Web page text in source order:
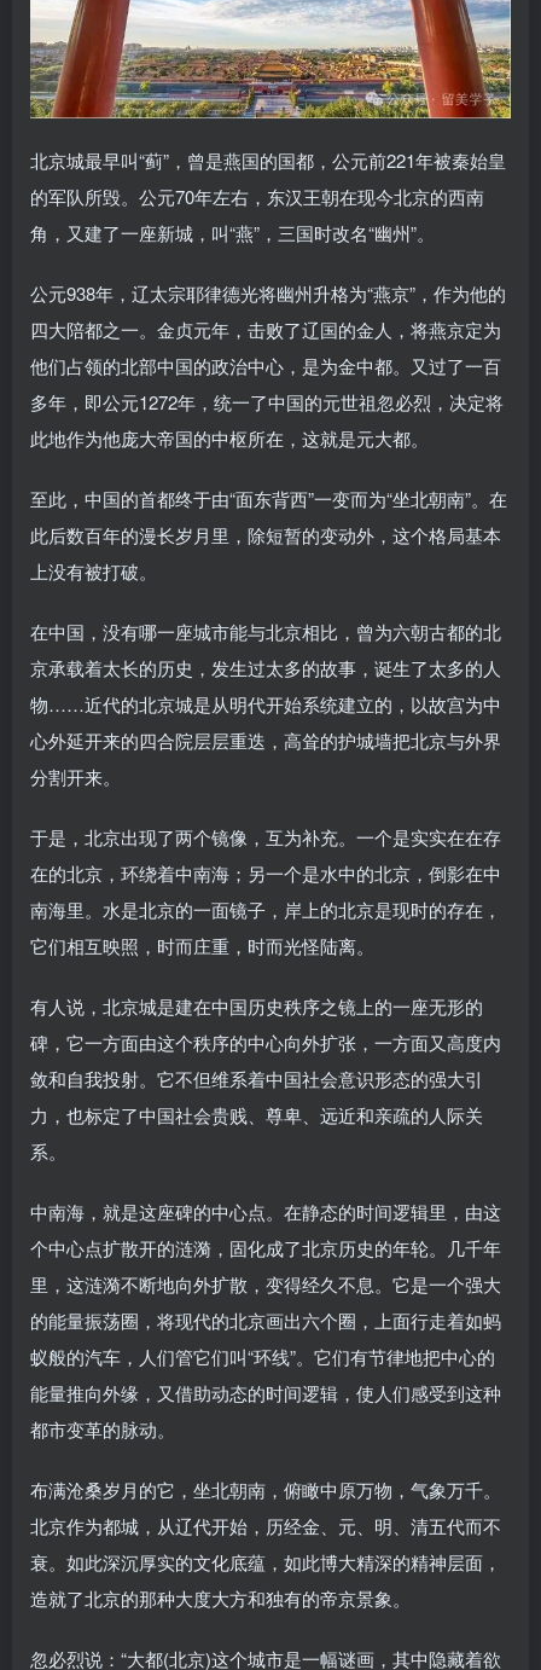
北京城最早叫“蓟”，曾是燕国的国都，公元前221年被秦始皇
的军队所毁。公元70年左右，东汉王朝在现今北京的西南
角，又建了一座新城，叫“燕”，三国时改名“幽州”。
公元938年，辽太宗耶律德光将幽州升格为“燕京”，作为他的
四大陪都之一。金贞元年，击败了辽国的金人，将燕京定为
他们占领的北部中国的政治中心，是为金中都。又过了一百
多年，即公元1272年，统一了中国的元世祖忽必烈，决定将
此地作为他庞大帝国的中枢所在，这就是元大都。
至此，中国的首都终于由“面东背西”一变而为“坐北朝南”。在
此后数百年的漫长岁月里，除短暂的变动外，这个格局基本
上没有被打破。
在中国，没有哪一座城市能与北京相比，曾为六朝古都的北
京承载着太长的历史，发生过太多的故事，诞生了太多的人
物……近代的北京城是从明代开始系统建立的，以故宫为中
心外延开来的四合院层层重迭，高耸的护城墙把北京与外界
分割开来。
于是，北京出现了两个镜像，互为补充。一个是实实在在存
在的北京，环绕着中南海；另一个是水中的北京，倒影在中
南海里。水是北京的一面镜子，岸上的北京是现时的存在，
它们相互映照，时而庄重，时而光怪陆离。
有人说，北京城是建在中国历史秩序之镜上的一座无形的
碑，它一方面由这个秩序的中心向外扩张，一方面又高度内
敛和自我投射。它不但维系着中国社会意识形态的强大引
力，也标定了中国社会贵贱、尊卑、远近和亲疏的人际关
系。
中南海，就是这座碑的中心点。在静态的时间逻辑里，由这
个中心点扩散开的涟漪，固化成了北京历史的年轮。几千年
里，这涟漪不断地向外扩散，变得经久不息。它是一个强大
的能量振荡圈，将现代的北京画出六个圈，上面行走着如蚂
蚁般的汽车，人们管它们叫“环线”。它们有节律地把中心的
能量推向外缘，又借助动态的时间逻辑，使人们感受到这种
都市变革的脉动。
布满沧桑岁月的它，坐北朝南，俯瞰中原万物，气象万千。
北京作为都城，从辽代开始，历经金、元、明、清五代而不
衰。如此深沉厚实的文化底蕴，如此博大精深的精神层面，
造就了北京的那种大度大方和独有的帝京景象。
忽必烈说：“大都(北京)这个城市是一幅谜画，其中隐藏着欲